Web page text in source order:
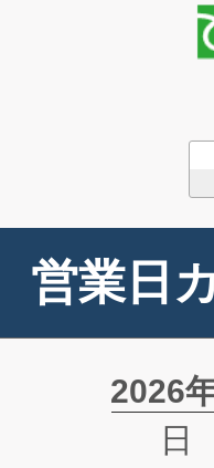
営業日
2026
日